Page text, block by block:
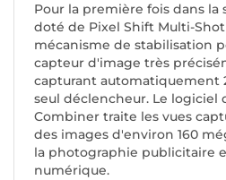
Pour la première fois dans la
doté de Pixel Shift Multi-
mécanisme de stabilisation
capteur d'image très
capturant automatiquement
seul déclencheur. Le logiciel
Combiner traite les vues
des images d'environ 160
la photographie publicitaire
numérique.